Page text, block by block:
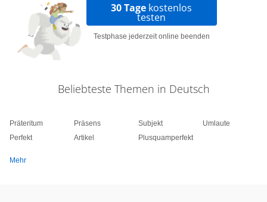
30 Tage kostenlos
testen
Testphase jederzeit online beenden
Beliebteste Themen in Deutsch
Präteritum
Perfekt
Präsens
Artikel
Subjekt
Plusquamperfekt
Umlaute
Mehr